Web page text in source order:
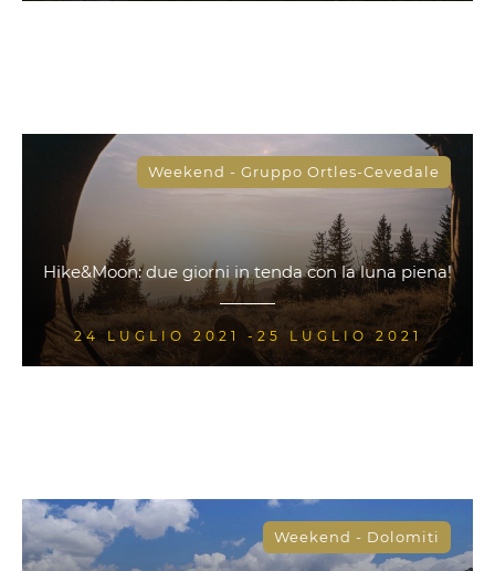
Weekend - Gruppo Ortles-Cevedale
Hike&Moon: due giorni in tenda con la luna piena!
24 LUGLIO 2021 -25 LUGLIO 2021
Weekend - Dolomiti